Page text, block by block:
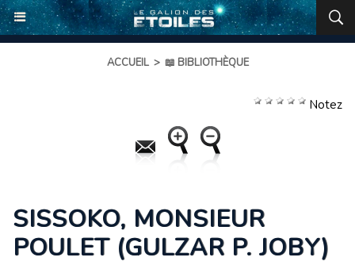
ACCUEIL > 📖 BIBLIOTHÈQUE
Notez
SISSOKO, MONSIEUR
POULET (GULZAR P. JOBY)